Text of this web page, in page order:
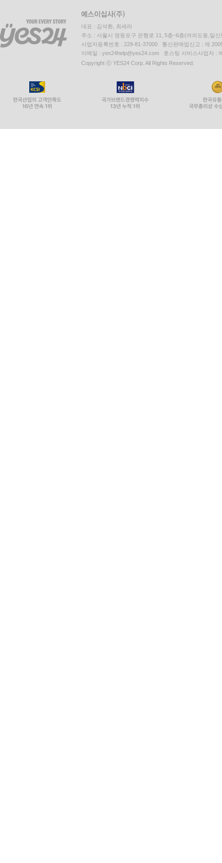
※ PDF 어휘장: EBSi 사이트 제공
대표 : 김석환, 최세라
주소 : 서울시 영등포구 은행로 11, 5층~6층(여의도동,일신
사업자등록번호 : 229-81-37000 통신판매업신고 : 제
이메일 : yes24help@yes24.com 호스팅 서비스사업자 :
Copyright ⓒ YES24 Corp. All Rights Reserved.